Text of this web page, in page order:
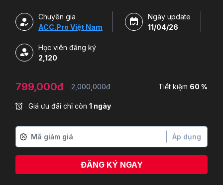
Chuyên gia
ACC.Pro Việt Nam
Ngày update
11/04/26
Học viên đăng ký
2,120
799,000đ 2,000,000đ Tiết kiệm 60 %
Giá ưu đãi chỉ còn 1 ngày
Áp dụng
ĐĂNG KÝ NGAY